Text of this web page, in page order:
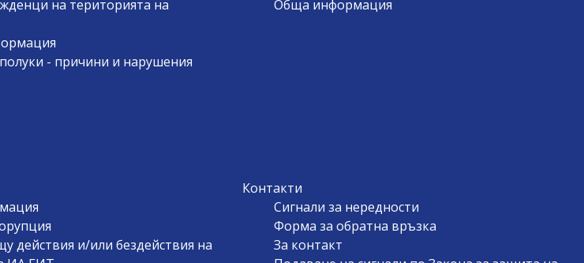
на територията на
- причини и нарушения
Обща информация
действия и/или бездействия на
Контакти
Сигнали за нередности
Форма за обратна връзка
За контакт